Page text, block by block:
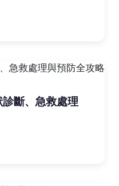
斷、急救處理